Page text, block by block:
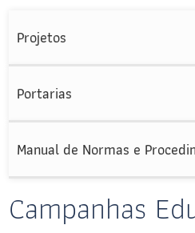
Projetos
Portarias
Manual de Normas e
Campanhas